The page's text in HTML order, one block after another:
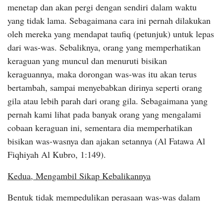
menetap dan akan pergi dengan sendiri dalam waktu
yang tidak lama. Sebagaimana cara ini pernah dilakukan
oleh mereka yang mendapat taufiq (petunjuk) untuk lepas
dari was-was. Sebaliknya, orang yang memperhatikan
keraguan yang muncul dan menuruti bisikan
keraguannya, maka dorongan was-was itu akan terus
bertambah, sampai menyebabkan dirinya seperti orang
gila atau lebih parah dari orang gila. Sebagaimana yang
pernah kami lihat pada banyak orang yang mengalami
cobaan keraguan ini, sementara dia memperhatikan
bisikan was-wasnya dan ajakan setannya (Al Fatawa Al
Fiqhiyah Al Kubro, 1:149).
Kedua, Mengambil Sikap Kebalikannya
Bentuk tidak mempedulikan perasaan was-was dalam